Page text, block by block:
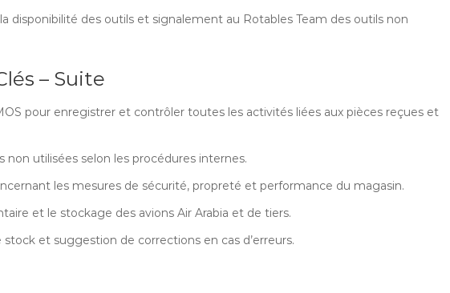
disponibilité des outils et signalement au Rotables Team des outils non
– Suite
pour enregistrer et contrôler toutes les activités liées aux pièces reçues et
non utilisées selon les procédures internes.
les mesures de sécurité, propreté et performance du magasin.
et le stockage des avions Air Arabia et de tiers.
et suggestion de corrections en cas d’erreurs.